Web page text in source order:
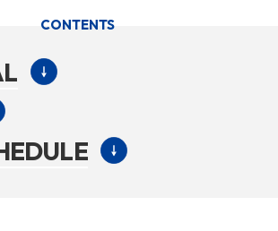
CONTENTS